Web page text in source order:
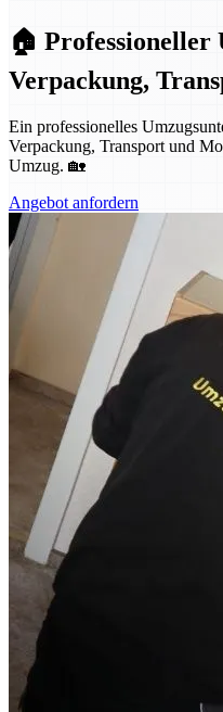
🏠 Professioneller
Verpackung,
Ein professionelles
Verpackung, Transport und
Umzug. 🏡
Angebot anfordern